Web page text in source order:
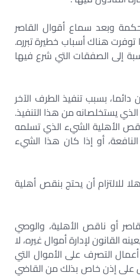
وبعد سماع أقوال القاصر
توفرت هناك أسباب خطيرة تبرره.
إلى الصفقات التي شرع فيها
دائما، بسبب تنفيذ الطرف الآخر
يستخلصانه من هذا التنفيذ.
الأهلية الشيء الذي تسلمه
أو إذا كان هذا الشيء
للالتزام أن يحتج بنقص أهلية
أو ناقص الأهلية، والوصي
القانون لإدارة أموال غيره، لا
التصرف على الأموال التي
على إذن خاص بذلك من القاضي